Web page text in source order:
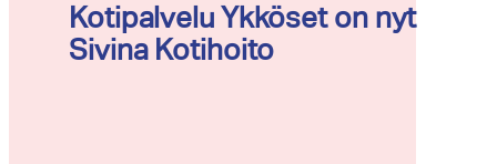
Kotipalvelu Ykköset on nyt
Sivina Kotihoito